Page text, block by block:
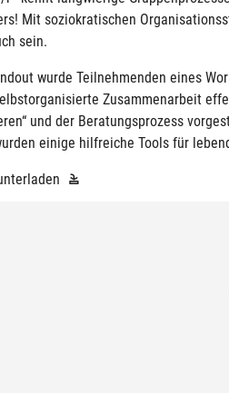
Mit soziokratischen
sein.
wurde Teilnehmenden eines
Zusammenarbeit
und der Beratungsprozess
einige hilfreiche Tools für